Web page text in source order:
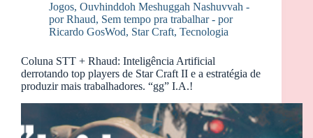
Jogos, Ouvhinddoh Meshuggah Nashuvvah -
por Rhaud, Sem tempo pra trabalhar - por
Ricardo GosWod, Star Craft, Tecnologia
Coluna STT + Rhaud: Inteligência Artificial
derrotando top players de Star Craft II e a estratégia de
produzir mais trabalhadores. “gg” I.A.!